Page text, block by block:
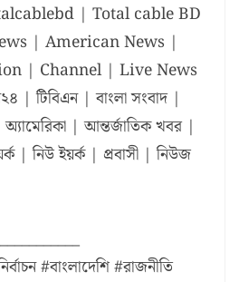
| Total cable BD
| American News |
| Channel | Live News
| টিবিএন | বাংলা সংবাদ |
অ্যামেরিকা | আন্তর্জাতিক খবর |
| নিউ ইয়র্ক | প্রবাসী | নিউজ
#বাংলাদেশি #রাজনীতি